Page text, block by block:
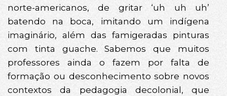
norte-americanos, de gritar ‘uh uh uh’
batendo na boca, imitando um indígena
imaginário, além das famigeradas pinturas
com tinta guache. Sabemos que muitos
professores ainda o fazem por falta de
formação ou desconhecimento sobre novos
contextos da pedagogia decolonial, que